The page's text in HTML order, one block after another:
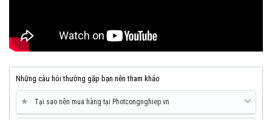
Những câu hỏi thường gặp bạn nên tham khảo
★ Tại sao nên mua hàng tại Photcongnghiep.vn